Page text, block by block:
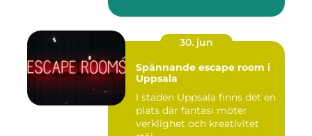
30. jun
Spännande escape room i
Uppsala
I staden Uppsala finns det en
plats där fantasi möter
verklighet och kreativitet